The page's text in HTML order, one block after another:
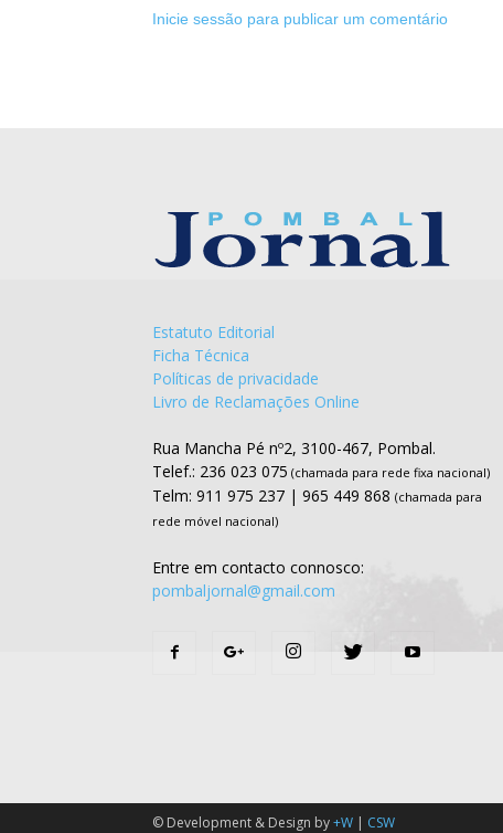
Inicie sessão para publicar um comentário
Estatuto Editorial
Ficha Técnica
Políticas de privacidade
Livro de Reclamações Online
Rua Mancha Pé nº2, 3100-467, Pombal.
Telef.: 236 023 075 (chamada para rede fixa nacional)
Telm: 911 975 237 | 965 449 868 (chamada para
rede móvel nacional)
Entre em contacto connosco:
pombaljornal@gmail.com
© Development & Design by+W | CSW